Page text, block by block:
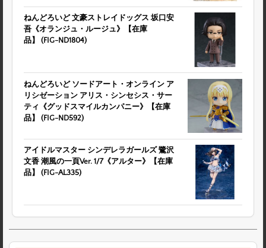
ねんどろいど 文豪ストレイドッグス 坂口安
吾《オランジュ・ルージュ》【在庫
品】 (FIG-ND1804)
ねんどろいど ソードアート・オンライン ア
リシゼーション アリス・シンセシス・サー
ティ《グッドスマイルカンパニー》【在庫
品】 (FIG-ND592)
アイドルマスター シンデレラガールズ 鷺沢
文香 潮風の一頁Ver. 1/7《アルター》【在庫
品】 (FIG-AL335)